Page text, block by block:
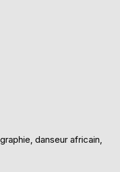
danseur africain,